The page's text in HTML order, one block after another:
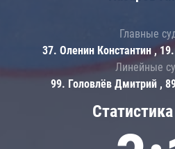
Главные
37. Оленин Константин ,
Линейные
99. Головлёв Дмитрий ,